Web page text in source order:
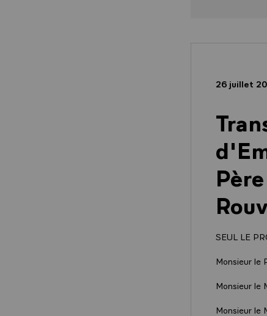
26 juillet
SEUL LE
Monsieur le
Monsieur le
Monsieur le